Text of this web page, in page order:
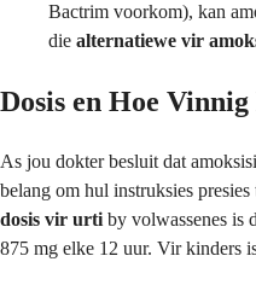
Bactrim voorkom), kan
die alternatiewe vir
Dosis en Hoe
As jou dokter besluit dat
belang om hul instruksies
dosis vir urti by volwassenes is
875 mg elke 12 uur. Vir kinders